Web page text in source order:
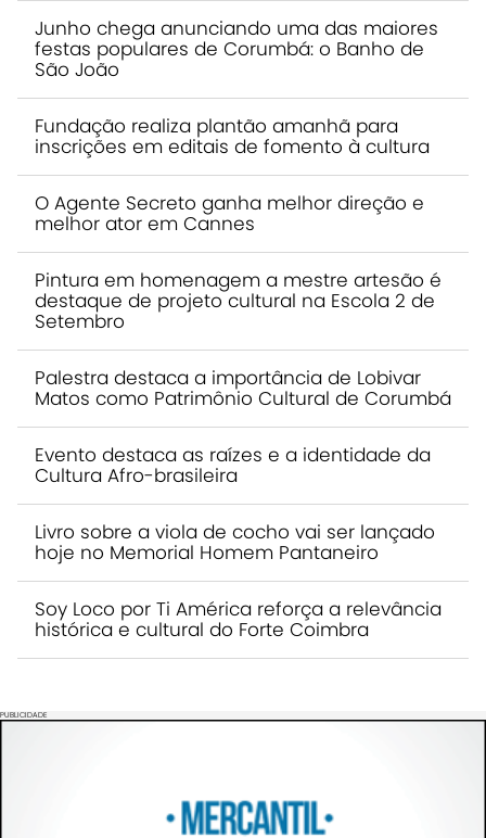
Junho chega anunciando uma das maiores
festas populares de Corumbá: o Banho de
São João
Fundação realiza plantão amanhã para
inscrições em editais de fomento à cultura
O Agente Secreto ganha melhor direção e
melhor ator em Cannes
Pintura em homenagem a mestre artesão é
destaque de projeto cultural na Escola 2 de
Setembro
Palestra destaca a importância de Lobivar
Matos como Patrimônio Cultural de Corumbá
Evento destaca as raízes e a identidade da
Cultura Afro-brasileira
Livro sobre a viola de cocho vai ser lançado
hoje no Memorial Homem Pantaneiro
Soy Loco por Ti América reforça a relevância
histórica e cultural do Forte Coimbra
PUBLICIDADE